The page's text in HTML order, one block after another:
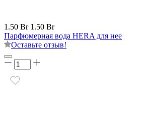
1.50 Br 1.50 Br
Парфюмерная вода HERA для нее
Оставьте отзыв!